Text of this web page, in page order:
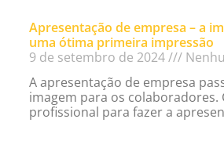
Apresentação de empresa – a
uma ótima primeira impressão
9 de setembro de 2024
A apresentação de empresa
imagem para os colaboradores.
profissional para fazer a